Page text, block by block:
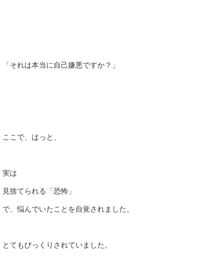
「それは本当に自己嫌悪ですか？」
ここで、はっと、
実は
見捨てられる「恐怖」
で、悩んでいたことを自覚されました。
とてもびっくりされていました。